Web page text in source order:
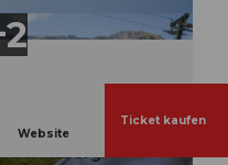
Website
Ticket kaufen
mit der 900 Meter
Sörenberg.